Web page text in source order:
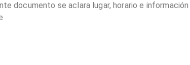
documento se aclara lugar, horario e